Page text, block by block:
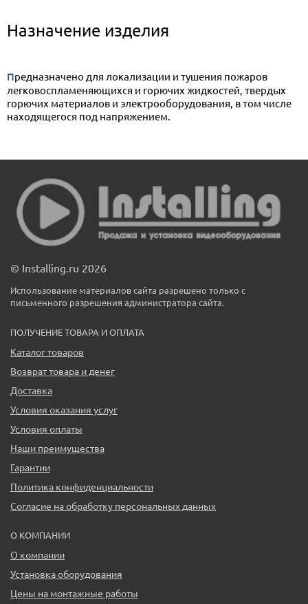
Назначение изделия
Предназначено для локализации и тушения пожаров
легковоспламеняющихся и горючих жидкостей, твердых
горючих материалов и электрооборудования, в том числе
находящегося под напряжением.
© Installing.ru 2026
Использование материалов сайта разрешено только с
письменного разрешения администратора сайта.
ПОЛУЧЕНИЕ ТОВАРА И ОПЛАТА
Каталог товаров
Возврат товара и денег
Доставка
Условия оказания услуг
Условия оплаты
Наши преимущества
Гарантии
Политика конфиденциальности
Согласие на обработку персональных данных
О КОМПАНИИ
О компании
Установка оборудования
Цены на монтажные работы